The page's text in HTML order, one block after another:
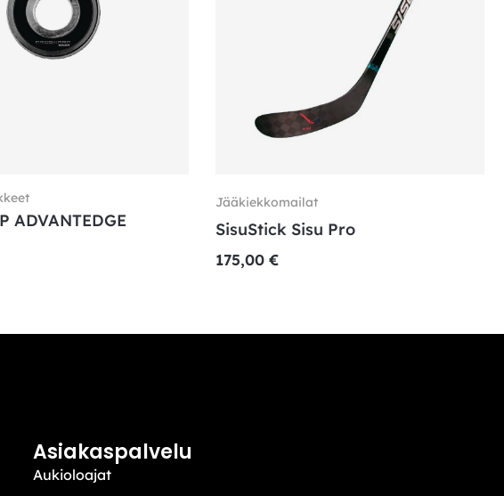
ADVANTEDGE
Jääkiekkomailat
SisuStick Sisu Pro
175,00 €
Asiakaspalvelu
Aukioloajat